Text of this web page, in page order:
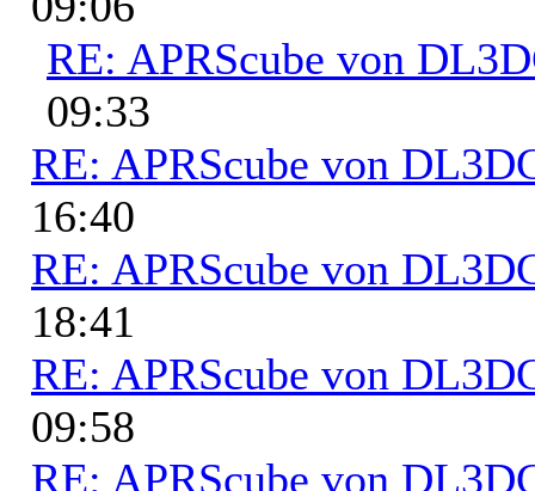
RE: APRScube von
09:33
RE: APRScube von
16:40
RE: APRScube von
18:41
RE: APRScube von
09:58
RE: APRScube von